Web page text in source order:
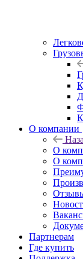
О компании
О
О
Партнерам
Где купить